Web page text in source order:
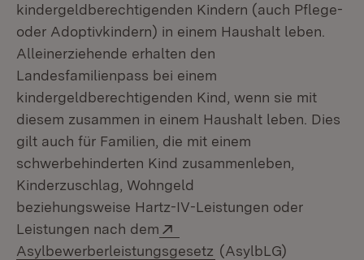
kindergeldberechtigenden Kindern (auch Pflege-
oder Adoptivkindern) in einem Haushalt leben.
Alleinerziehende erhalten den
Landesfamilienpass bei einem
kindergeldberechtigenden Kind, wenn sie mit
diesem zusammen in einem Haushalt leben. Dies
gilt auch für Familien, die mit einem
schwerbehinderten Kind zusammenleben,
Kinderzuschlag, Wohngeld
beziehungsweise Hartz-IV-Leistungen oder
Leistungen nach dem
Asylbewerberleistungsgesetz (Öffnet in neuem
(AsylbLG)